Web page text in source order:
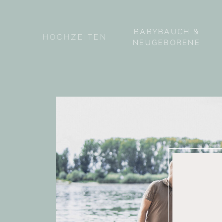
BABYBAUCH &
NEUGEBORENE
HOCHZEITEN